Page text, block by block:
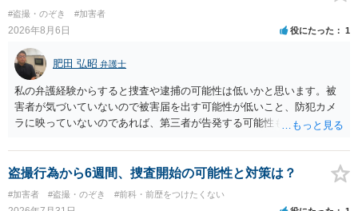
#盗撮・のぞき #加害者
2026年8月6日 役にたった 1
肥田 弘昭 弁護士
私の弁護経験からすると捜査や逮捕の可能性は低いかと思います。被
害者が気づいていないので被害届を出す可能性が低いこと、防犯カメ
ラに映っていないのであれば、第三者が告発する可能性も低いこと、
座る女性を盗撮(全体像写真1枚と5秒程度の動画)してしまいました。下
着や胸など強調したものではありません。」とありますが、少なくと
も捜査段階では性的姿態等撮影罪の被疑事実で逮捕勾留されるケース
が私の弁護経験では多くなった印象です（最終的には不起訴ないし各
盗撮行為から6週間、捜査開始の可能性と対策は？
#加害者 #盗撮・のぞき #前科・前歴をつけたくない